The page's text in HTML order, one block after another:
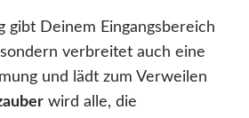
gibt Deinem Eingangsbereich
verbreitet auch eine
und lädt zum Verweilen
wird alle, die